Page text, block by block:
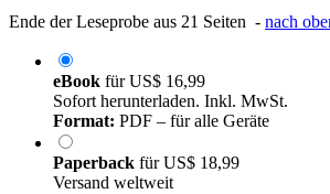
Ende der Leseprobe aus 21 Seiten - nach
eBook fürUS$ 16,99
Sofort herunterladen. Inkl. MwSt.
Format: PDF – für alle Geräte
Paperback fürUS$ 18,99
Versand weltweit